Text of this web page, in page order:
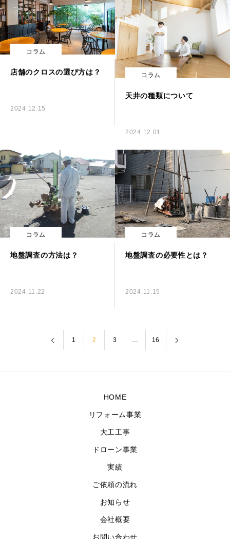
コラム
店舗のクロスの選び方は？
2024.12.15
コラム
天井の種類について
2024.12.01
コラム
地盤調査の方法は？
2024.11.22
コラム
地盤調査の必要性とは？
2024.11.15
1 2 3 … 16
HOME
リフォーム事業
大工工事
ドローン事業
実績
ご依頼の流れ
お知らせ
会社概要
お問い合わせ